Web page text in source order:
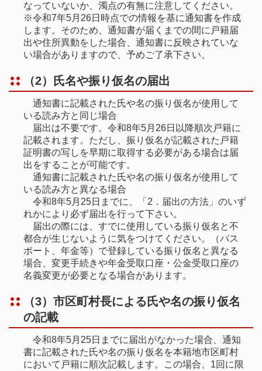
なっていないか、濁点の有無に注意してください。
※令和7年5月26日時点での情報を基に通知書を作成
します。そのため、通知書が届くまでの間に戸籍届
出や住所異動をした場合、通知書に反映されていな
い場合がありますので、予めご了承下さい。
（2）氏名や振り仮名の届出
通知書に記載された氏や名の振り仮名が使用して
いる読み方と同じ場合
届出は不要です。令和8年5月26日以降順次戸籍に
記載されます。ただし、振り仮名が記載された戸籍
証明書の写しを早期に取得する必要がある場合は届
出をすることが可能です。
通知書に記載された氏や名の振り仮名が使用して
いる読み方と異なる場合
令和8年5月25日までに、「2．届出の方法」のいず
れかにより必ず届出を行って下さい。
届出の際には、すでに使用している振り仮名と不
都合が生じないように気をつけてください。（パス
ポート、年金等）で登録している振り仮名と異なる
場合、変更手続きや年金受取口座・公金受取口座の
名義変更が必要となる場合があります。
（3）市区町村長による氏や名の振り仮名
の記載
令和8年5月25日までに届出がなかった場合、通知
書に記載された氏や名の振り仮名を本籍地市区町村
において戸籍に順次記載します。この場合、1回に限